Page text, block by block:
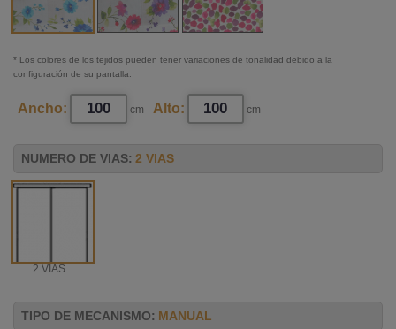
* Los colores de los tejidos pueden tener variaciones de tonalidad debido a la
configuración de su pantalla.
Ancho: cm Alto: cm
NUMERO DE VIAS: 2 VIAS
2 VIAS
TIPO DE MECANISMO: MANUAL